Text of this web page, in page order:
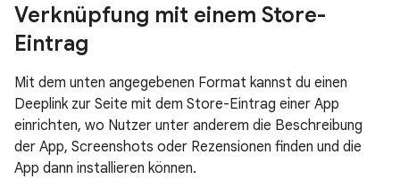
Verknüpfung mit einem Store-
Eintrag
Mit dem unten angegebenen Format kannst du einen
Deeplink zur Seite mit dem Store-Eintrag einer App
einrichten, wo Nutzer unter anderem die Beschreibung
der App, Screenshots oder Rezensionen finden und die
App dann installieren können.